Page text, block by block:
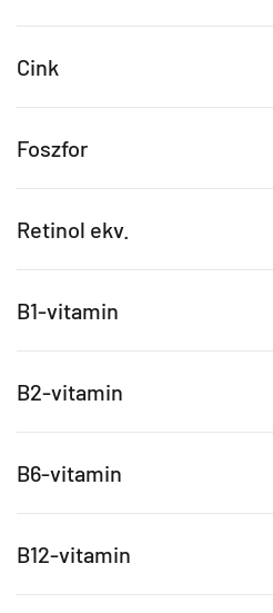
Cink
Foszfor
Retinol ekv.
B1-vitamin
B2-vitamin
B6-vitamin
B12-vitamin